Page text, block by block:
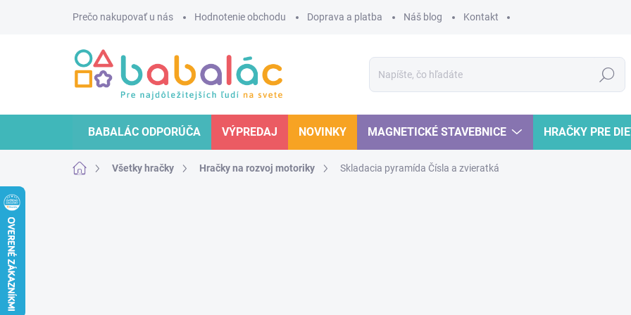
Prečo nakupovať u nás Hodnotenie obchodu Doprava a platba Náš blog Kontakt
Hľadať
BABALÁC ODPORÚČA VÝPREDAJ NOVINKY MAGNETICKÉ STAVEBNICE HRAČKY PRE
DomovVšetky hračky Hračky na rozvoj motoriky Skladacia pyramída Čísla a zvieratká